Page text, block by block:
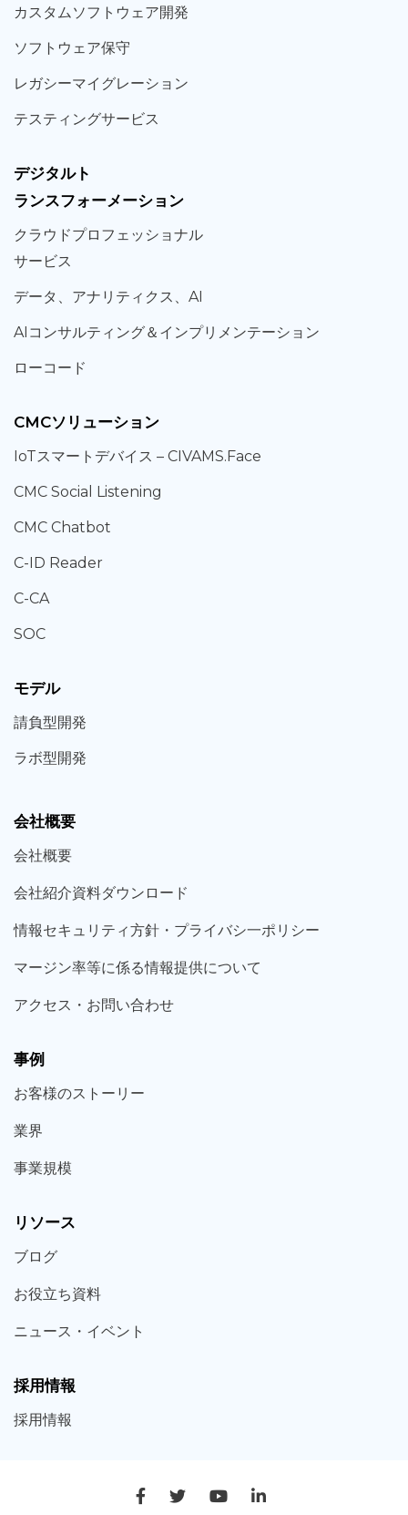
カスタムソフトウェア開発
ソフト ウェア保守
レガシーマイグレーション
テスティングサービス
デジタルト
ランスフォーメーション
クラウドプロフェッショナル
サービス
データ、 アナリティクス、 AI
AIコンサルティング＆ インプリメンテーション
ローコード
CMCソリューション
IoTスマートデバイス – CIVAMS.Face
CMC Social Listening
CMC Chatbot
C-ID Reader
C-CA
SOC
モデル
請負型開発
ラボ型開発
会社概要
会社概要
会社紹介資料ダウンロード
情報セキュリティ方針・プライバシ一ポリシー
マージン率等に係る情報提供について
アクセス・お問い合わせ
事例
お客様のストーリー
業界
事業規模
リソース
ブログ
お役立ち資料
ニュース・ イベント
採用情報
採用情報